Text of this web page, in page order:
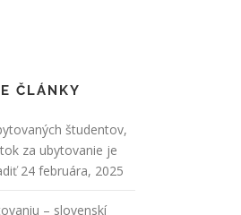
ČLÁNKY
študentov,
za ubytovanie je
24 februára, 2025
– slovenskí